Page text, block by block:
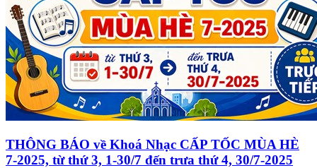
THÔNG BÁO về Khoá Nhạc CẤP TỐC MÙA HÈ
7-2025, từ thứ 3, 1-30/7 đến trưa thứ 4, 30/7-2025